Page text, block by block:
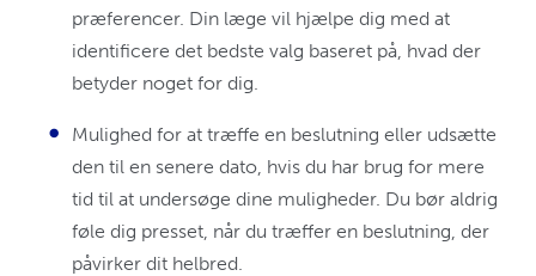
præferencer. Din læge vil hjælpe dig med at
identificere det bedste valg baseret på, hvad der
betyder noget for dig.
Mulighed for at træffe en beslutning eller udsætte
den til en senere dato, hvis du har brug for mere
tid til at undersøge dine muligheder. Du bør aldrig
føle dig presset, når du træffer en beslutning, der
påvirker dit helbred.